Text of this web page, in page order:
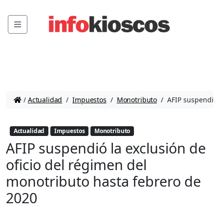
Menu
/ Actualidad / Impuestos / Monotributo / AFIP
Actualidad Impuestos Monotributo
AFIP suspendió la exclusión de
oficio del régimen del
monotributo hasta febrero de
2020